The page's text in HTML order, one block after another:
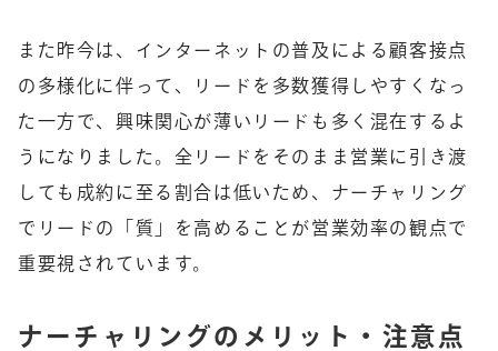
また昨今は、インターネットの普及による顧客接点
の多様化に伴って、リードを多数獲得しやすくなっ
た一方で、興味関心が薄いリードも多く混在するよ
うになりました。全リードをそのまま営業に引き渡
しても成約に至る割合は低いため、ナーチャリング
でリードの「質」を高めることが営業効率の観点で
重要視されています。
ナーチャリングのメリット・注意点